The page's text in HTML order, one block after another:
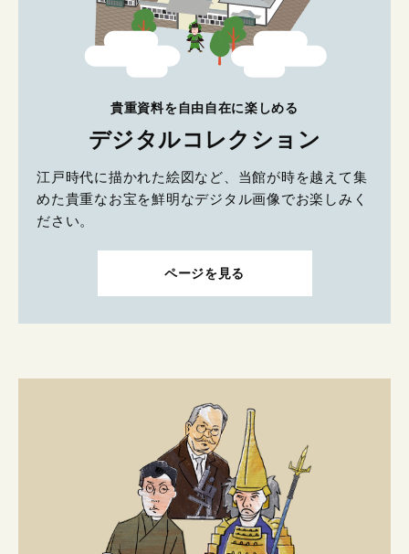
貴重資料を自由自在に楽しめる
デジタルコレクション
江戸時代に描かれた絵図など、当館が時を越えて集
めた貴重なお宝を鮮明なデジタル画像でお楽しみく
ださい。
ページを見る